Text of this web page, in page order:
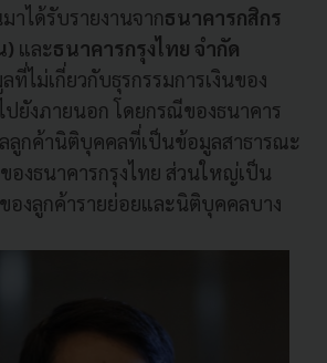
ได้รับรายงานจากธนาคารกสิกร
) และธนาคารกรุงไทย จำกัด
ที่ไม่เกี่ยวกับธุรกรรมการเงินของ
ยังภายนอก โดยกรณีของธนาคาร
ลูกค้านิติบุคคลที่เป็นข้อมูลสาธารณะ
องธนาคารกรุงไทย ส่วนใหญ่เป็น
องลูกค้ารายย่อยและนิติบุคคลบาง